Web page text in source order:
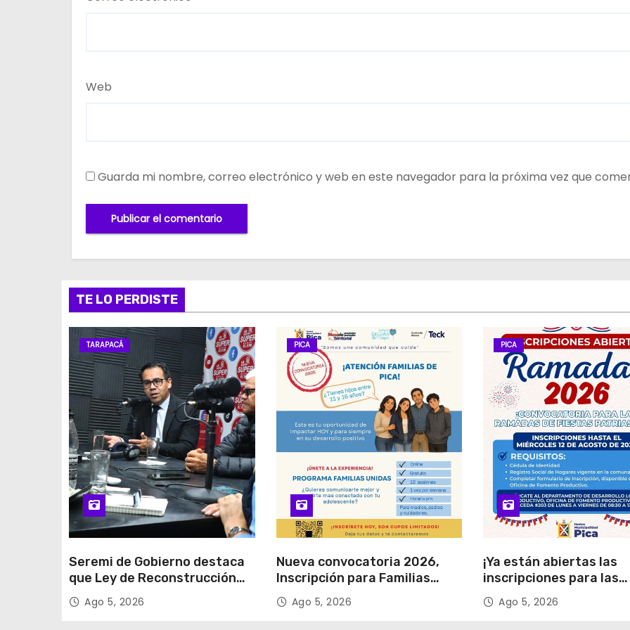
Web
Guarda mi nombre, correo electrónico y web en este navegador para la próxima vez que
TE LO PERDISTE
TARAPACÁ
Seremi de Gobierno destaca
que Ley de Reconstrucción
Nacional impulsará la
inversión y el empleo en
Ago 5, 2026
PICA
Nueva convocatoria 2026,
Inscripción para Familias
Unidas
Ago 5, 2026
PICA
¡Ya están abiertas las
inscripciones para las
Ramadas de Fiestas
2026!
Ago 5, 2026